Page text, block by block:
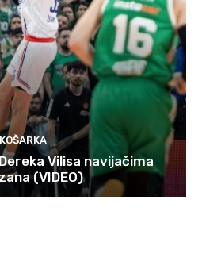
KOŠARKA
Vilisa navijačima
(VIDEO)